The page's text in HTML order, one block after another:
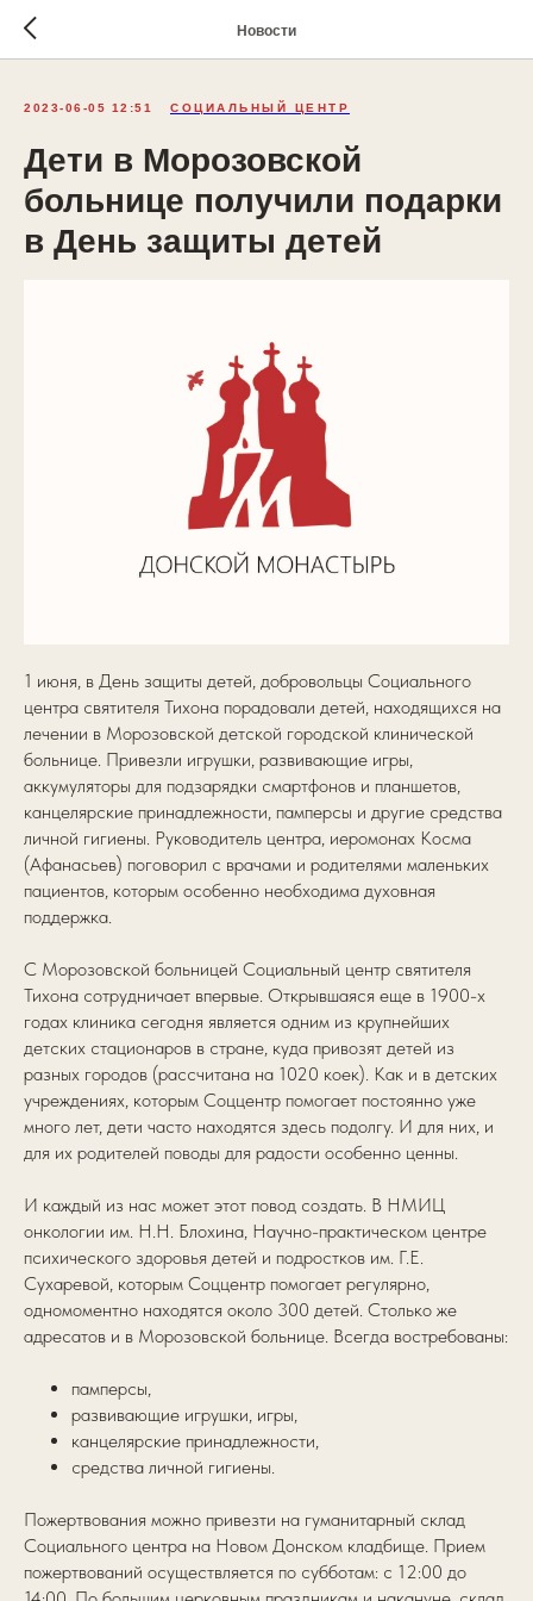
Новости
2023-06-05 12:51 СОЦИАЛЬНЫЙ ЦЕНТР
Дети в Морозовской
больнице получили подарки
в День защиты детей
1 июня, в День защиты детей, добровольцы Социального
центра святителя Тихона порадовали детей, находящихся на
лечении в Морозовской детской городской клинической
больнице. Привезли игрушки, развивающие игры,
аккумуляторы для подзарядки смартфонов и планшетов,
канцелярские принадлежности, памперсы и другие средства
личной гигиены. Руководитель центра, иеромонах Косма
(Афанасьев) поговорил с врачами и родителями маленьких
пациентов, которым особенно необходима духовная
поддержка.
С Морозовской больницей Социальный центр святителя
Тихона сотрудничает впервые. Открывшаяся еще в 1900-х
годах клиника сегодня является одним из крупнейших
детских стационаров в стране, куда привозят детей из
разных городов (рассчитана на 1020 коек). Как и в детских
учреждениях, которым Соццентр помогает постоянно уже
много лет, дети часто находятся здесь подолгу. И для них, и
для их родителей поводы для радости особенно ценны.
И каждый из нас может этот повод создать. В НМИЦ
онкологии им. Н.Н. Блохина, Научно-практическом центре
психического здоровья детей и подростков им. Г.Е.
Сухаревой, которым Соццентр помогает регулярно,
одномоментно находятся около 300 детей. Столько же
адресатов и в Морозовской больнице. Всегда востребованы:
памперсы,
развивающие игрушки, игры,
канцелярские принадлежности,
средства личной гигиены.
Пожертвования можно привезти на гуманитарный склад
Социального центра на Новом Донском кладбище. Прием
пожертвований осуществляется по субботам: с 12:00 до